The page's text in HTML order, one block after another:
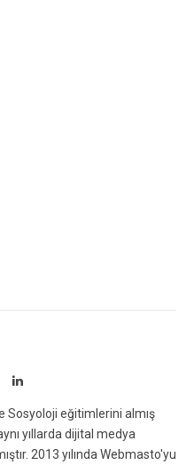
LinkedIn
Sosyoloji eğitimlerini almış
yıllarda dijital medya
2013 yılında Webmasto'yu